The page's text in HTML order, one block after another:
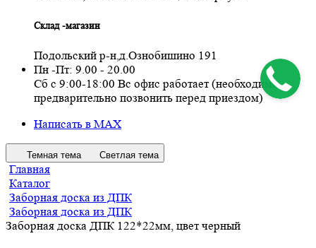
Склад -магазин
Подольский р-н,д.Ознобишино 191
Пн -Пт: 9.00 - 20.00
Сб с 9:00-18:00 Вс офис работает (необходимо
предварительно позвонить перед приездом)
Написать в MAX
Темная тема Светлая тема
Главная
Каталог
Заборная доска из ДПК
Заборная доска из ДПК
Заборная доска ДПК 122*22мм, цвет черный